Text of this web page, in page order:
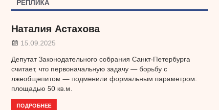
РЕПЛИКА
Наталия Астахова
15.09.2025
Депутат Законодательного собрания Санкт-Петербурга
считает, что первоначальную задачу — борьбу с
лжеобщепитом — подменили формальным параметром:
площадью 50 кв.м.
ПОДРОБНЕЕ